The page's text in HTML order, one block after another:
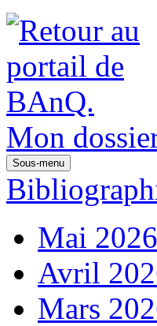
Mon
Sous-menu
Mai 2026
Avril
Mars